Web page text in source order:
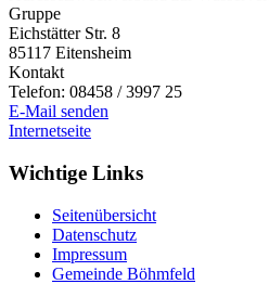
Gruppe
Eichstätter Str. 8
85117 Eitensheim
Kontakt
Telefon: 08458 / 3997 25
E-Mail senden
Internetseite
Wichtige Links
Seitenübersicht
Datenschutz
Impressum
Gemeinde Böhmfeld